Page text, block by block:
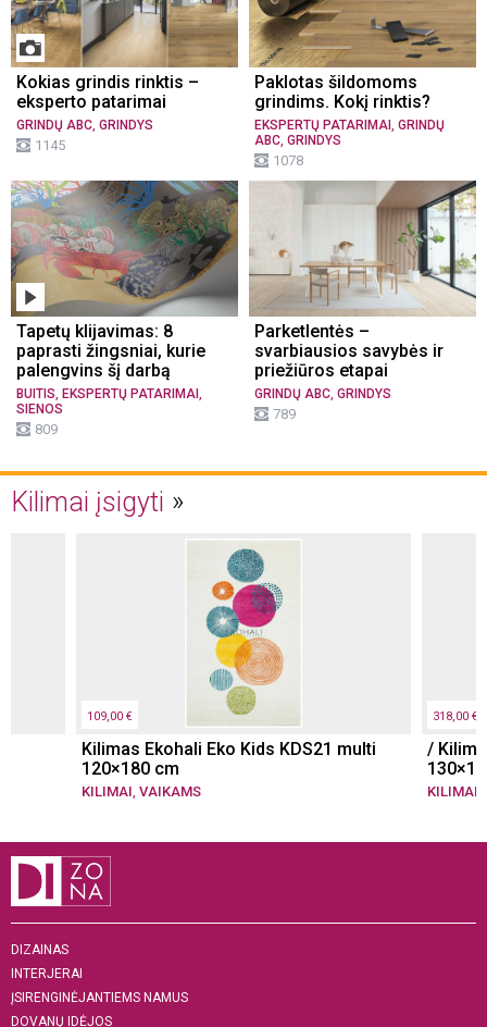
Kokias grindis rinktis –
eksperto patarimai
GRINDŲ ABC GRINDYS
1145
Paklotas šildomoms
grindims. Kokį rinktis?
EKSPERTŲ PATARIMAI GRINDŲ
ABC GRINDYS
1078
Tapetų klijavimas: 8
paprasti žingsniai, kurie
palengvins šį darbą
BUITIS EKSPERTŲ PATARIMAI
SIENOS
809
Parketlentės –
svarbiausios savybės ir
priežiūros etapai
GRINDŲ ABC GRINDYS
789
Kilimai įsigyti
109,00 €
Kilimas Ekohali Eko Kids KDS21 multi
120×180 cm
KILIMAI VAIKAMS
318,00 €
/
KILIMAI
DIZAINAS
INTERJERAI
ĮSIRENGINĖJANTIEMS NAMUS
DOVANŲ IDĖJOS